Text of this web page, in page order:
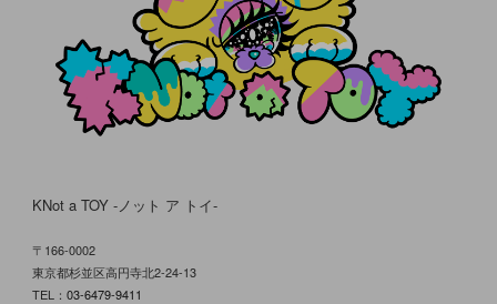
KNot a TOY -ノット ア トイ-
〒166-0002
東京都杉並区高円寺北2-24-13
TEL： 03-6479-9411